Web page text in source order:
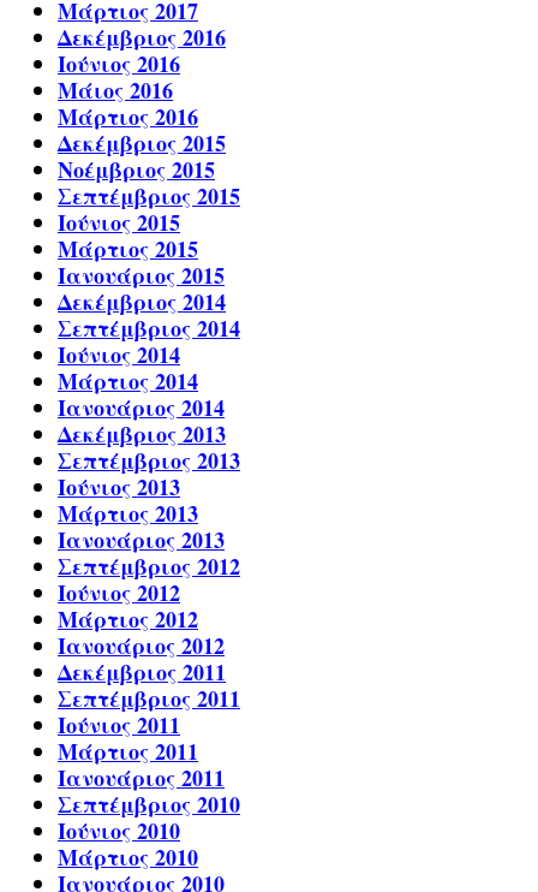
Μάρτιος 2017
Δεκέμβριος 2016
Ιούνιος 2016
Μάιος 2016
Μάρτιος 2016
Δεκέμβριος 2015
Νοέμβριος 2015
Σεπτέμβριος 2015
Ιούνιος 2015
Μάρτιος 2015
Ιανουάριος 2015
Δεκέμβριος 2014
Σεπτέμβριος 2014
Ιούνιος 2014
Μάρτιος 2014
Ιανουάριος 2014
Δεκέμβριος 2013
Σεπτέμβριος 2013
Ιούνιος 2013
Μάρτιος 2013
Ιανουάριος 2013
Σεπτέμβριος 2012
Ιούνιος 2012
Μάρτιος 2012
Ιανουάριος 2012
Δεκέμβριος 2011
Σεπτέμβριος 2011
Ιούνιος 2011
Μάρτιος 2011
Ιανουάριος 2011
Σεπτέμβριος 2010
Ιούνιος 2010
Μάρτιος 2010
Ιανουάριος 2010